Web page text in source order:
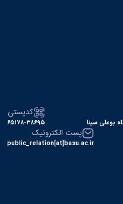
بوعلی سینا
کدپستی
۶۵۱۷۸-۳۸۶۹۵
پست الکترونیک
public_relation[at]basu.ac.ir